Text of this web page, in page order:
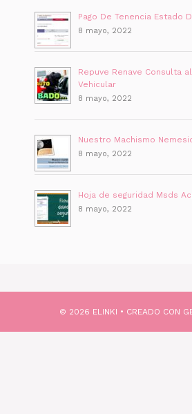
Pago De Tenencia Estado
8 mayo, 2022
Repuve Renave Consulta
Vehicular
8 mayo, 2022
Nuestro Machismo
8 mayo, 2022
Hoja de seguridad Msds
8 mayo, 2022
© 2026 ELINKI • CREADO CON